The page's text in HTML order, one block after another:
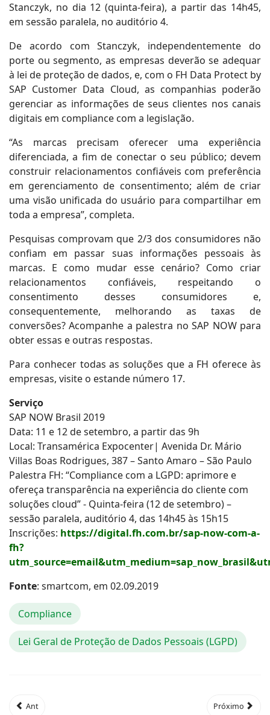
Stanczyk, no dia 12 (quinta-feira), a partir das 14h45,
em sessão paralela, no auditório 4.
De acordo com Stanczyk, independentemente do
porte ou segmento, as empresas deverão se adequar
à lei de proteção de dados, e, com o FH Data Protect by
SAP Customer Data Cloud, as companhias poderão
gerenciar as informações de seus clientes nos canais
digitais em compliance com a legislação.
“As marcas precisam oferecer uma experiência
diferenciada, a fim de conectar o seu público; devem
construir relacionamentos confiáveis com preferência
em gerenciamento de consentimento; além de criar
uma visão unificada do usuário para compartilhar em
toda a empresa”, completa.
Pesquisas comprovam que 2/3 dos consumidores não
confiam em passar suas informações pessoais às
marcas. E como mudar esse cenário? Como criar
relacionamentos confiáveis, respeitando o
consentimento desses consumidores e,
consequentemente, melhorando as taxas de
conversões? Acompanhe a palestra no SAP NOW para
obter essas e outras respostas.
Para conhecer todas as soluções que a FH oferece às
empresas, visite o estande número 17.
Serviço
SAP NOW Brasil 2019
Data: 11 e 12 de setembro, a partir das 9h
Local: Transamérica Expocenter| Avenida Dr. Mário
Villas Boas Rodrigues, 387 – Santo Amaro – São Paulo
Palestra FH: “Compliance com a LGPD: aprimore e
ofereça transparência na experiência do cliente com
soluções cloud” - Quinta-feira (12 de setembro) –
sessão paralela, auditório 4, das 14h45 às 15h15
Inscrições: https://digital.fh.com.br/sap-now-com-a-
fh?
Fonte: smartcom, em 02.09.2019
Compliance
Lei Geral de Proteção de Dados Pessoais (LGPD)
Ant Próximo